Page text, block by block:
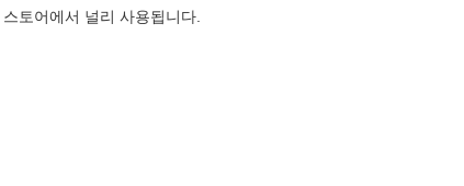
토어에서 널리 사용됩니다.